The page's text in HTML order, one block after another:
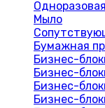
Мыло
Бумажная
Бизнес-
Бизнес-
Бизнес-
Бизнес-